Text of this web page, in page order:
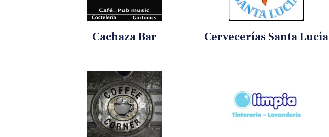
Cachaza Bar Cervecerías Santa Lucía